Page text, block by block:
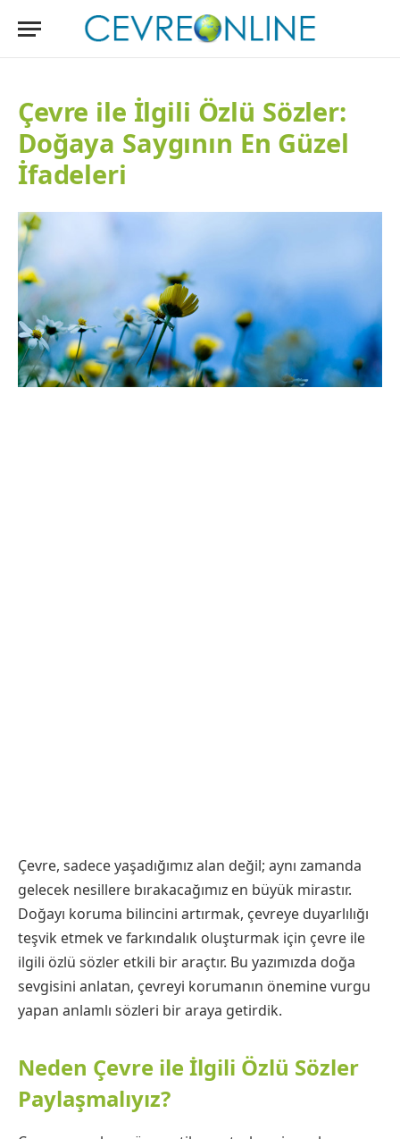
Çevre ile İlgili Özlü Sözler:
Doğaya Saygının En Güzel
İfadeleri
Çevre, sadece yaşadığımız alan değil; aynı zamanda
gelecek nesillere bırakacağımız en büyük mirastır.
Doğayı koruma bilincini artırmak, çevreye duyarlılığı
teşvik etmek ve farkındalık oluşturmak için çevre ile
ilgili özlü sözler etkili bir araçtır. Bu yazımızda doğa
sevgisini anlatan, çevreyi korumanın önemine vurgu
yapan anlamlı sözleri bir araya getirdik.
Neden Çevre ile İlgili Özlü Sözler
Paylaşmalıyız?